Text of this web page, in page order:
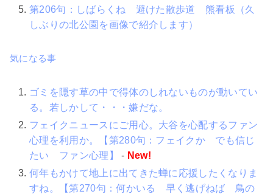
第206句：しばらくね 避けた散歩道 熊看板（久
しぶりの北公園を画像で紹介します）
気になる事
ゴミを隠す草の中で得体のしれないものが動いてい
る。若しかして・・・嫌だな。
フェイクニュースにご用心。大谷を心配するファン
心理を利用か。【第280句：フェイクか でも信じ
たい ファン心理】
- New!
何年もかけて地上に出てきた蝉に応援したくなりま
すね。【第270句：何かいる 早く逃げねば 鳥の